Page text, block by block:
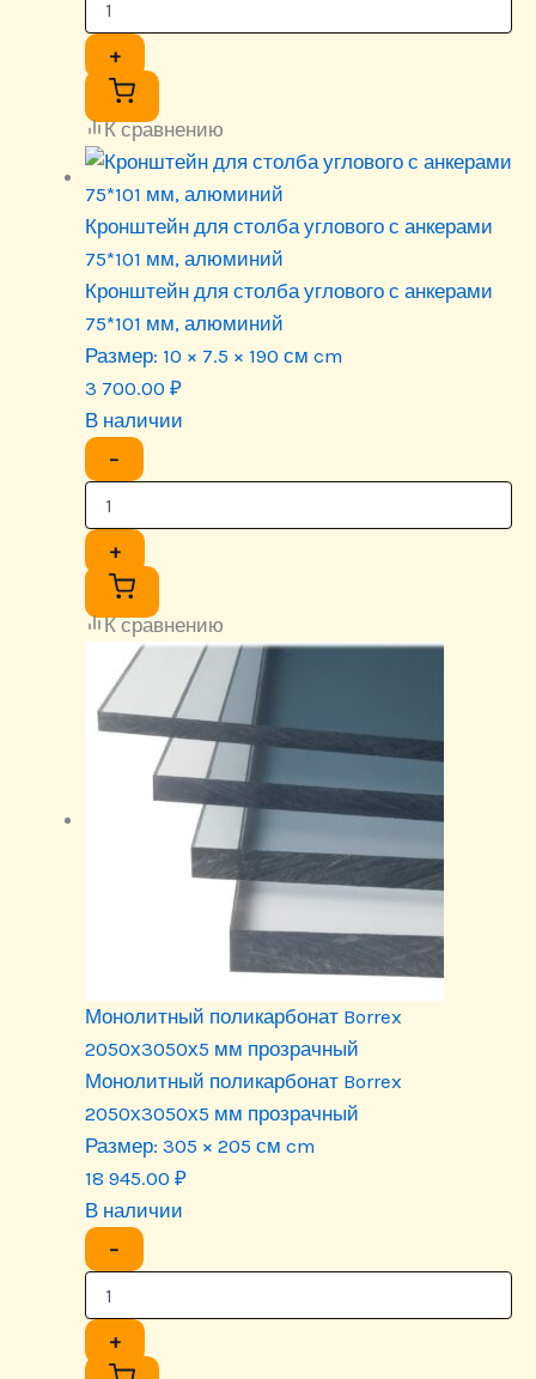
+
К сравнению
Кронштейн для столба углового с анкерами
75*101 мм, алюминий
Кронштейн для столба углового с анкерами
75*101 мм, алюминий
Размер: 10 × 7.5 × 190 см cm
3 700.00 ₽
В наличии
−
+
К сравнению
Монолитный поликарбонат Borrex
2050х3050х5 мм прозрачный
Монолитный поликарбонат Borrex
2050х3050х5 мм прозрачный
Размер: 305 × 205 см cm
18 945.00 ₽
В наличии
−
+